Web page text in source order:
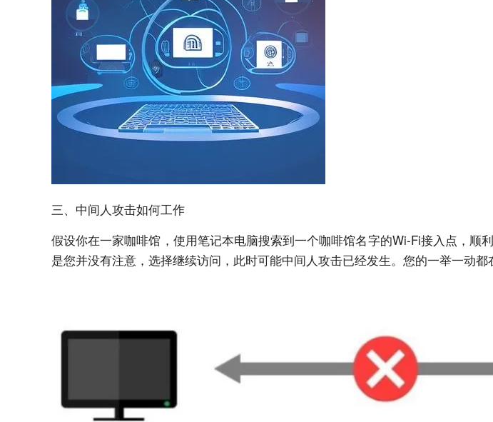
三、中间人攻击如何工作
假设你在一家咖啡馆，使用笔记本电脑搜索到一个咖啡馆名字的Wi-Fi接入点，
是您并没有注意，选择继续访问，此时可能中间人攻击已经发生。您的一举一动